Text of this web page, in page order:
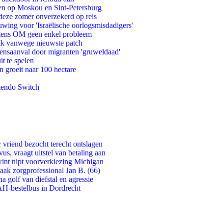
op Moskou en Sint-Petersburg
zomer onverzekerd op reis
voor 'Israëlische oorlogsmisdadigers'
OM geen enkel probleem
vanwege nieuwste patch
door migranten 'gruweldaad'
te spelen
groeit naar 100 hectare
Switch
bezocht terecht ontslagen
vraagt uitstel van betaling aan
nipt voorverkiezing Michigan
zorgprofessional Jan B. (66)
golf van diefstal en agressie
bestelbus in Dordrecht